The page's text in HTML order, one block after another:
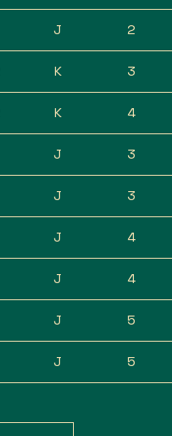
J 2
K 3
K 4
J 3
J 3
J 4
J 4
J 5
J 5